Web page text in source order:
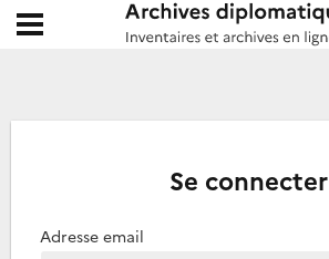
Archives diplomatiques
Ouvrir le menu déroulant
Se connecter
Adresse email